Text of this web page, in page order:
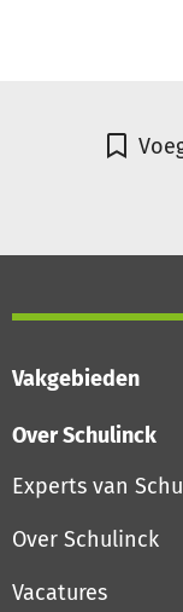
Vakgebieden
Over Schulinck
Experts van
Over Schulinck
Vacatures